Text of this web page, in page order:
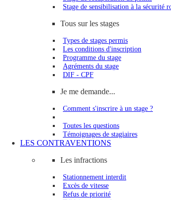
Stage de sensibilisation à la sécurité
Tous sur les stages
Types de stages permis
Les conditions d'inscription
Programme du stage
Agréments du stage
DIF - CPF
Je me demande...
Comment s'inscrire à un stage ?
Toutes les questions
Témoignages de stagiaires
LES CONTRAVENTIONS
Les infractions
Stationnement interdit
Excès de vitesse
Refus de priorité